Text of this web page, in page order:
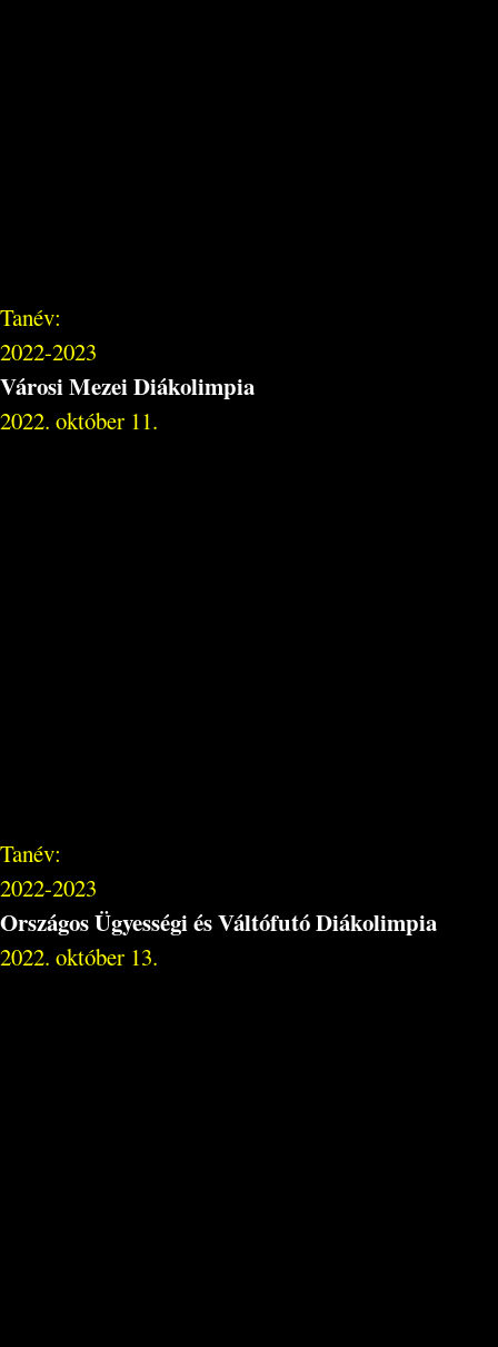
Tanév:
2022-2023
Városi Mezei Diákolimpia
2022. október 11.
Tanév:
2022-2023
Országos Ügyességi és Váltófutó Diákolimpia
2022. október 13.